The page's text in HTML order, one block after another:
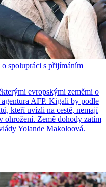
spolupráci s přijímáním
evropskými zeměmi o
AFP. Kigali by podle
kteří uvízli na cestě, nemají
ohrožení. Země dohody zatím
Yolande Makoloová.